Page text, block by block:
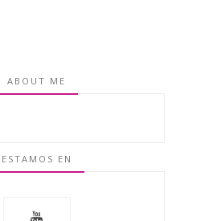
ABOUT ME
ESTAMOS EN